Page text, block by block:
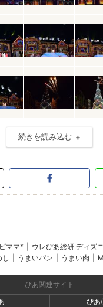
続きを読み込む
ママ* ウレぴあ総研 ディズ
し
うまいパン うまい肉
ぴあ関連サイト
ぴあ